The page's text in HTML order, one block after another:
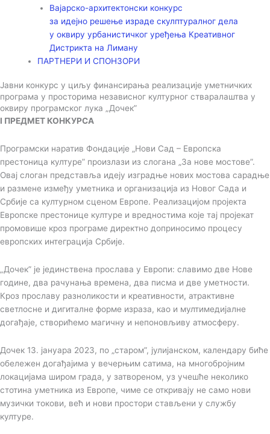
Вајарско-архитектонски конкурс
за идејно решење израде скулптуралног дела
у оквиру урбанистичког уређења Креативног
Дистрикта на Лиману
ПАРТНЕРИ И СПОНЗОРИ
Јавни конкурс у циљу финансирања реализације уметничких
програма у просторима независног културног стваралаштва у
оквиру програмског лука „Дочек”
I ПРЕДМЕТ КОНКУРСА
Програмски наратив Фондације „Нови Сад – Европска
престоница културе” произлази из слогана „За нове мостове”.
Овај слоган представља идеју изградње нових мостова сарадње
и размене између уметника и организација из Новог Сада и
Србије са културном сценом Европе. Реализацијом пројекта
Европске престонице културе и вредностима које тај пројекат
промовише кроз програме директно доприносимо процесу
европских интеграција Србије.
„Дочек” је јединствена прослава у Европи: славимо две Нове
године, два рачунања времена, два писма и две уметности.
Кроз прославу разноликости и креативности, атрактивне
светлосне и дигиталне форме израза, као и мултимедијалне
догађаје, створићемо магичну и непоновљиву атмосферу.
Дочек 13. јануара 2023, по „старом”, јулијанском, календару биће
обележен догађајима у вечерњим сатима, на многобројним
локацијама широм града, у затвореном, уз учешће неколико
стотина уметника из Европе, чиме се откривају не само нови
музички токови, већ и нови простори стављени у службу
културе.